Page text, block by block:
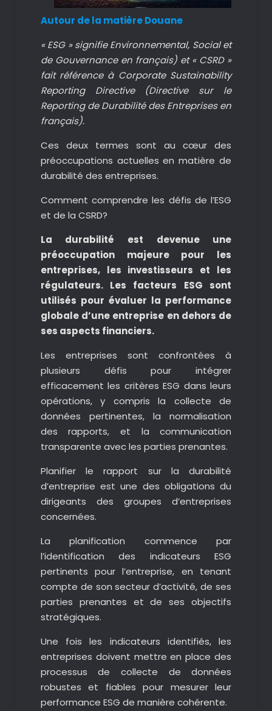
Autour de la matière Douane
« ESG » signifie Environnemental, Social et
de Gouvernance en français) et « CSRD »
fait référence à Corporate Sustainability
Reporting Directive (Directive sur le
Reporting de Durabilité des Entreprises en
français).
Ces deux termes sont au cœur des
préoccupations actuelles en matière de
durabilité des entreprises.
Comment comprendre les défis de l’ESG
et de la CSRD?
La durabilité est devenue une
préoccupation majeure pour les
entreprises, les investisseurs et les
régulateurs. Les facteurs ESG sont
utilisés pour évaluer la performance
globale d’une entreprise en dehors de
ses aspects financiers.
Les entreprises sont confrontées à
plusieurs défis pour intégrer
efficacement les critères ESG dans leurs
opérations, y compris la collecte de
données pertinentes, la normalisation
des rapports, et la communication
transparente avec les parties prenantes.
Planifier le rapport sur la durabilité
d’entreprise est une des obligations du
dirigeants des groupes d’entreprises
concernées.
La planification commence par
l’identification des indicateurs ESG
pertinents pour l’entreprise, en tenant
compte de son secteur d’activité, de ses
parties prenantes et de ses objectifs
stratégiques.
Une fois les indicateurs identifiés, les
entreprises doivent mettre en place des
processus de collecte de données
robustes et fiables pour mesurer leur
performance ESG de manière cohérente.